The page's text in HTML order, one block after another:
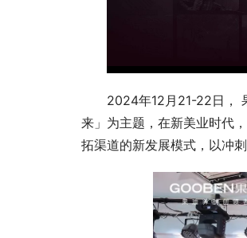
2024年12月21-22日，
来」为主题，在新美业时代
拓渠道的新发展模式，以冲